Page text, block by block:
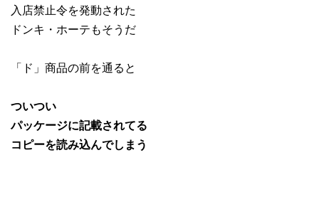
入店禁止令を発動された
ドンキ・ホーテもそうだ
「ド」商品の前を通ると
ついつい
パッケージに記載されてる
コピーを読み込んでしまう